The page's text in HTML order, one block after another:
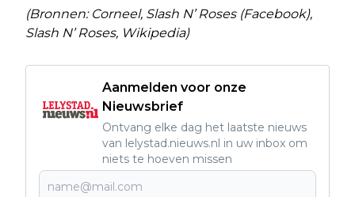
(Bronnen: Corneel, Slash N’ Roses (Facebook),
Slash N’ Roses, Wikipedia)
Aanmelden voor onze
Nieuwsbrief
Ontvang elke dag het laatste nieuws
van lelystad.nieuws.nl in uw inbox om
niets te hoeven missen